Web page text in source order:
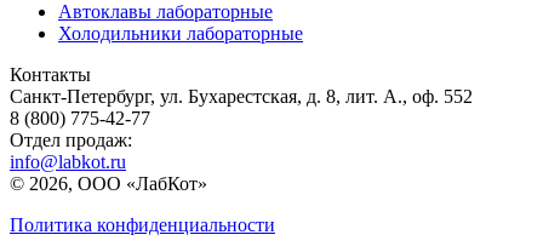
Автоклавы лабораторные
Холодильники лабораторные
Контакты
Санкт-Петербург, ул. Бухарестская, д. 8, лит. А., оф. 552
8 (800) 775-42-77
Отдел продаж:
info@labkot.ru
© 2026, ООО «ЛабКот»
Политика конфиденциальности